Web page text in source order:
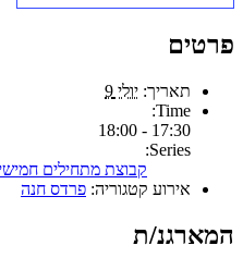
פרטים
תאריך: יולי 9
Time:
17:30 - 18:00
Series:
קבוצת מתחילים
אירוע קטגוריה: פרדס חנה
המארגנ/ת